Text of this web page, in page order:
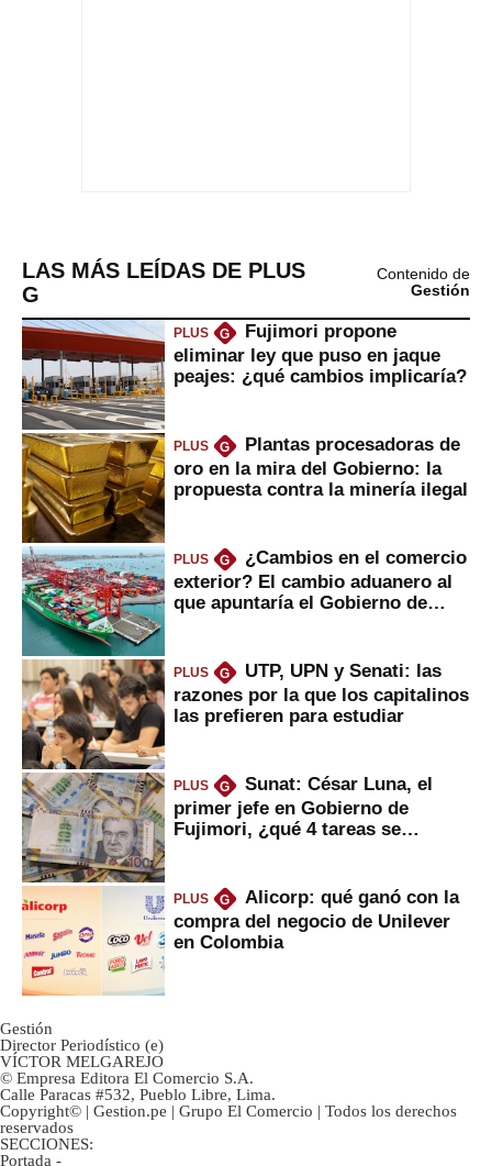
LAS MÁS LEÍDAS DE PLUS
G
Contenido de
Gestión
PLUS G
Fujimori propone
eliminar ley que puso en jaque
peajes: ¿qué cambios implicaría?
PLUS G
Plantas procesadoras de
oro en la mira del Gobierno: la
propuesta contra la minería ilegal
PLUS G
¿Cambios en el comercio
exterior? El cambio aduanero al
que apuntaría el Gobierno de
PLUS G
UTP, UPN y Senati: las
razones por la que los capitalinos
las prefieren para estudiar
PLUS G
Sunat: César Luna, el
primer jefe en Gobierno de
Fujimori, ¿qué 4 tareas se
PLUS G
Alicorp: qué ganó con la
compra del negocio de Unilever
en Colombia
Gestión
Director Periodístico (e)
VÍCTOR MELGAREJO
© Empresa Editora El Comercio S.A.
Calle Paracas #532, Pueblo Libre, Lima.
Copyright© | Gestion.pe | Grupo El Comercio | Todos los derechos
reservados
SECCIONES:
Portada -